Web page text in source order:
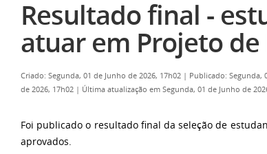
Resultado final -
atuar em Projeto de
Criado: Segunda, 01 de Junho de 2026, 17h02 | Publicado: Segunda,
de 2026, 17h02 | Última atualização em Segunda, 01 de Junho de
Foi publicado o resultado final da seleção de
aprovados.